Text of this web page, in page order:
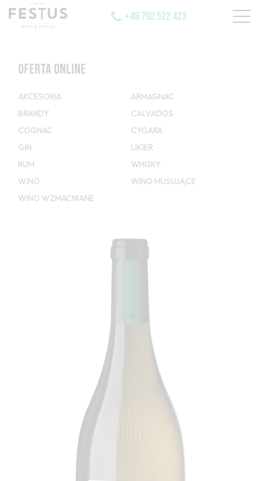
+48 792 522 423
OFERTA ONLINE
AKCESORIA
ARMAGNAC
BRANDY
CALVADOS
COGNAC
CYGARA
GIN
LIKIER
RUM
WHISKY
WINO
WINO MUSUJĄCE
WINO WZMACNIANE